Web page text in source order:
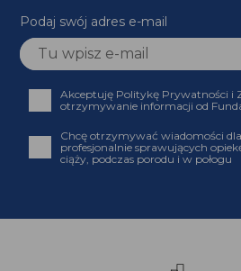
Podaj swój adres e-mail
Akceptuję Politykę Prywatności i
otrzymywanie informacji od
Chcę otrzymywać wiadomości
profesjonalnie sprawujących
ciąży, podczas porodu i w połogu